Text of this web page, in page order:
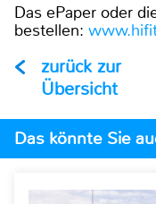
Das ePaper oder
bestellen:
zurück zur
Übersicht
Das könnte Sie